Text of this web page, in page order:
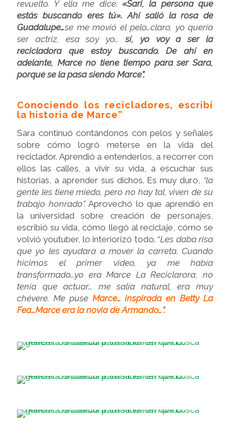
revuelto. Y ella me dice: «Sari, la persona que
estás buscando eres tú». Ahí salió la rosa de
Guadalupe…se me movió el pelo…claro, yo quería
ser actriz, esa soy yo…
sí, yo voy a ser la
recicladora que estoy buscando. De ahí en
adelante, Marce no tiene tiempo para ser Sara,
porque se la pasa siendo Marce”.
Conociendo los recicladores, escribí
la historia de Marce”
Sara continuó contándonos con pelos y señales
sobre cómo logró meterse en la vida del
reciclador. Aprendió a entenderlos, a recorrer con
ellos las calles, a vivir su vida, a escuchar sus
historias, a aprender sus dichos. Es muy duro, “la
gente les tiene miedo, pero no hay tal, viven de su
trabajo honrado”.Aprovechó lo que aprendió en
la universidad sobre creación de personajes,
escribió su vida, cómo llegó al reciclaje, cómo se
volvió youtuber, lo interiorizó todo. “Les daba risa
que yo les ayudara a mover la carreta. Cuando
hicimos el primer video, ya me había
transformado…yo era Marce La Reciclarora, no
tenía que actuar… me salía natural, era muy
chévere. Me puse Marce… inspirada en Betty La
Fea…Marce era la novia de Armando…”.